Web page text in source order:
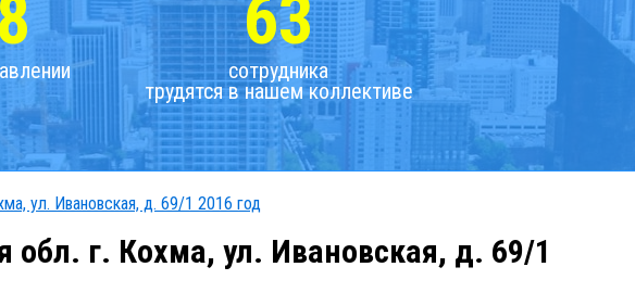
63
сотрудника
трудятся в нашем коллективе
ул. Ивановская, д. 69/1 2016 год
обл. г. Кохма, ул. Ивановская, д. 69/1